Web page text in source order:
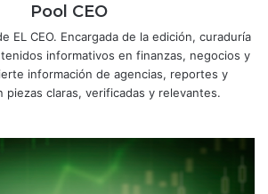
Pool CEO
EL CEO. Encargada de la edición, curaduría
informativos en finanzas, negocios y
información de agencias, reportes y
piezas claras, verificadas y relevantes.